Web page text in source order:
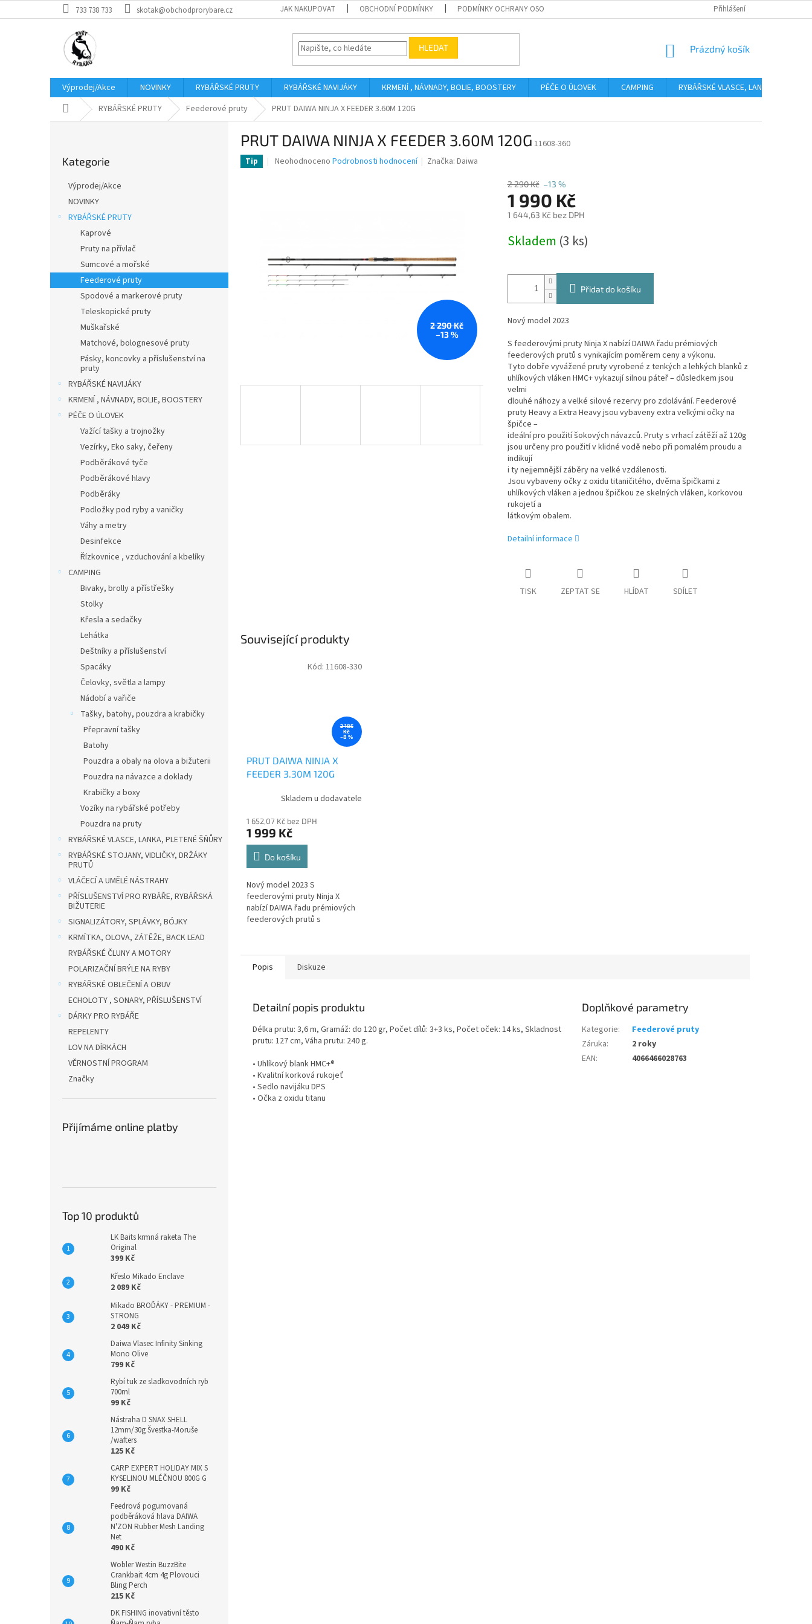
na
733 738 733 skotak@obchodprorybare.cz JAK NAKUPOVAT OBCHODNÍ PODMÍNKY PODMÍNKY OCHRANY OSOBNÍCH ÚDAJŮ Přihlášení
HLEDAT
NÁKUPNÍ
Prázdný košík
Výprodej/Akce NOVINKY RYBÁŘSKÉ PRUTY RYBÁŘSKÉ NAVIJÁKY KRMENÍ , NÁVNADY, BOLIE, BOOSTERY PÉČE O ÚLOVEK CAMPING
RYBÁŘSKÉ VLASCE, LANKA, PLETENÉ
Domů RYBÁŘSKÉ PRUTY Feederové pruty PRUT DAIWA NINJA X FEEDER 3.60M 120G
n
e
kategorie
Kategorie
Výprodej/Akce
NOVINKY
RYBÁŘSKÉ PRUTY
Kaprové
Pruty na přívlač
Sumcové a mořské
Feederové pruty
Spodové a markerové pruty
Teleskopické pruty
Muškařské
Matchové, bolognesové pruty
Pásky, koncovky a příslušenství na
pruty
RYBÁŘSKÉ NAVIJÁKY
KRMENÍ , NÁVNADY, BOLIE, BOOSTERY
PÉČE O ÚLOVEK
Važící tašky a trojnožky
Vezírky, Eko saky, čeřeny
Podběrákové tyče
Podběrákové hlavy
Podběráky
Podložky pod ryby a vaničky
Váhy a metry
Desinfekce
Řízkovnice , vzduchování a kbelíky
CAMPING
Bivaky, brolly a přístřešky
Stolky
Křesla a sedačky
Lehátka
Deštníky a příslušenství
Spacáky
Čelovky, světla a lampy
Nádobí a vařiče
Tašky, batohy, pouzdra a krabičky
Přepravní tašky
Batohy
Pouzdra a obaly na olova a bižuterii
Pouzdra na návazce a doklady
Krabičky a boxy
Vozíky na rybářské potřeby
Pouzdra na pruty
RYBÁŘSKÉ VLASCE, LANKA, PLETENÉ ŠŇŮRY
RYBÁŘSKÉ STOJANY, VIDLIČKY, DRŽÁKY
PRUTŮ
VLÁČECÍ A UMĚLÉ NÁSTRAHY
PŘÍSLUŠENSTVÍ PRO RYBÁŘE, RYBÁŘSKÁ
BIŽUTERIE
SIGNALIZÁTORY, SPLÁVKY, BÓJKY
KRMÍTKA, OLOVA, ZÁTĚŽE, BACK LEAD
RYBÁŘSKÉ ČLUNY A MOTORY
POLARIZAČNÍ BRÝLE NA RYBY
RYBÁŘSKÉ OBLEČENÍ A OBUV
ECHOLOTY , SONARY, PŘÍSLUŠENSTVÍ
DÁRKY PRO RYBÁŘE
REPELENTY
LOV NA DÍRKÁCH
VĚRNOSTNÍ PROGRAM
Značky
Přijímáme online platby
Top 10 produktů
LK Baits krmná raketa The
Original
399 Kč
Křeslo Mikado Enclave
2 089 Kč
Mikado BROĎÁKY - PREMIUM -
STRONG
2 049 Kč
Daiwa Vlasec Infinity Sinking
Mono Olive
799 Kč
Rybí tuk ze sladkovodních ryb
700ml
99 Kč
Nástraha D SNAX SHELL
12mm/30g Švestka-Moruše
/wafters
125 Kč
CARP EXPERT HOLIDAY MIX S
KYSELINOU MLÉČNOU 800G G
99 Kč
Feedrová pogumovaná
podběráková hlava DAIWA
N'ZON Rubber Mesh Landing
Net
490 Kč
Wobler Westin BuzzBite
Crankbait 4cm 4g Plovouci
Bling Perch
215 Kč
DK FISHING inovativní těsto
PRUT DAIWA NINJA X FEEDER 3.60M 120G 11608-360
Tip
Průměrné
Neohodnoceno Podrobnosti hodnocení Značka:Daiwa
2 290 Kč
–13 %
2 290 Kč –13 %
1 990 Kč
1 644,63 Kč bez DPH
cena:
Skladem (3 ks)
Přidat do košíku
Nový model 2023
S feederovými pruty Ninja X nabízí DAIWA řadu prémiových
feederových prutů s vynikajícím poměrem ceny a výkonu.
Tyto dobře vyvážené pruty vyrobené z tenkých a lehkých blanků z
uhlíkových vláken HMC+ vykazují silnou páteř – důsledkem jsou
velmi
dlouhé náhozy a velké silové rezervy pro zdolávání. Feederové
pruty Heavy a Extra Heavy jsou vybaveny extra velkými očky na
špičce –
ideální pro použití šokových návazců. Pruty s vrhací zátěží až 120g
jsou určeny pro použití v klidné vodě nebo při pomalém proudu a
indikují
i ty nejjemnější záběry na velké vzdálenosti.
Jsou vybaveny očky z oxidu titaničitého, dvěma špičkami z
uhlíkových vláken a jednou špičkou ze skelných vláken, korkovou
rukojetí a
látkovým obalem.
Detailní informace
TISK ZEPTAT SE HLÍDAT SDÍLET
Související produkty
2 185
Kč
–8 %
PRUT DAIWA NINJA X
FEEDER 3.30M 120G
Skladem u dodavatele
1 652,07 Kč bez DPH
1 999 Kč
Do košíku
Nový model 2023 S
feederovými pruty Ninja X
nabízí DAIWA řadu prémiových
feederových prutů s
Kód: 11608-330
Popis Diskuze
Detailní popis produktu
Délka prutu: 3,6 m, Gramáž: do 120 gr, Počet dílů: 3+3 ks, Počet oček: 14 ks, Skladnost
prutu: 127 cm, Váha prutu: 240 g.
• Uhlíkový blank HMC+®
• Kvalitní korková rukojeť
• Sedlo navijáku DPS
• Očka z oxidu titanu
Doplňkové parametry
Kategorie:
Feederové pruty
Záruka:
2 roky
EAN: 4066466028763